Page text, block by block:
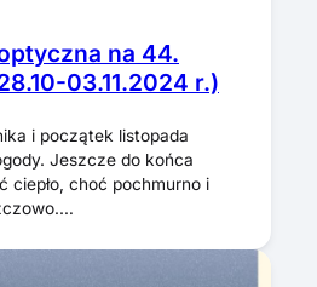
na 44.
03.11.2024 r.)
i początek listopada
Jeszcze do końca
ciepło, choć pochmurno i